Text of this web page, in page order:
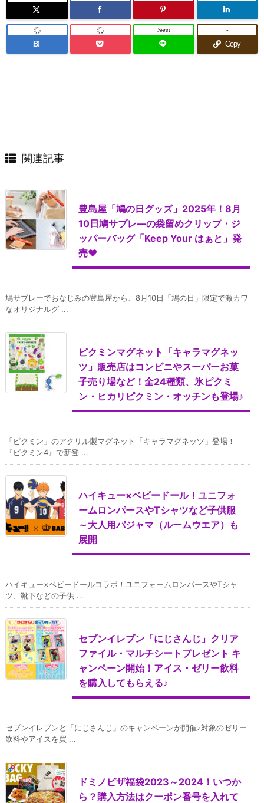
B!
Send
Copy
-
関連記事
豊島屋「鳩の日グッズ」2025年！8月
10日鳩サブレ―の袋留めクリップ・ジ
ッパーバッグ「Keep Your はぁと」発
売♥
鳩サブレーでおなじみの豊島屋から、8月10日「鳩の日」限定で激カワ
なオリジナルグ ...
ピクミンマグネット「キャラマグネッ
ツ」販売店はコンビニやスーパーお菓
子売り場など！全24種類、氷ピクミ
ン・ヒカリピクミン・オッチンも登場♪
「ピクミン」のアクリル製マグネット「キャラマグネッツ」登場！
『ピクミン4』で新登 ...
ハイキュー×ベビードール！ユニフォ
ームロンパースやTシャツなど子供服
～大人用パジャマ（ルームウエア）も
展開
ハイキュー×ベビードールコラボ！ユニフォームロンパースやTシャ
ツ、靴下などの子供 ...
セブンイレブン「にじさんじ」クリア
ファイル・マルチシートプレゼント キ
ャンペーン開始！アイス・ゼリー飲料
を購入してもらえる♪
セブンイレブンと「にじさんじ」のキャンペーンが開催♪対象のゼリー
飲料やアイスを買 ...
ドミノピザ福袋2023～2024！いつか
ら？購入方法はクーポン番号を入れて